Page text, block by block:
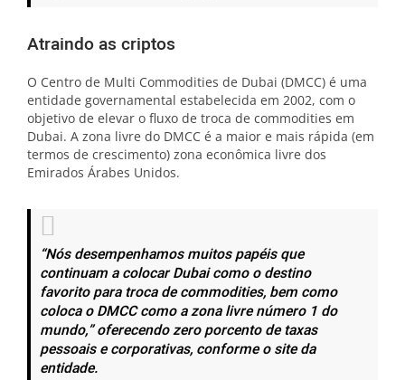
Atraindo as criptos
O Centro de Multi Commodities de Dubai (DMCC) é uma
entidade governamental estabelecida em 2002, com o
objetivo de elevar o fluxo de troca de commodities em
Dubai. A zona livre do DMCC é a maior e mais rápida (em
termos de crescimento) zona econômica livre dos
Emirados Árabes Unidos.
“Nós desempenhamos muitos papéis que
continuam a colocar Dubai como o destino
favorito para troca de commodities, bem como
coloca o DMCC como a zona livre número 1 do
mundo,”oferecendo zero porcento de taxas
pessoais e corporativas, conforme o site da
entidade.